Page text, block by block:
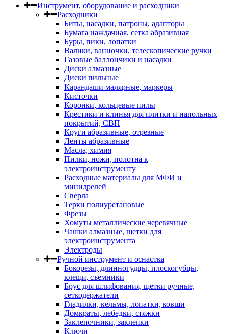
Инструмент, оборудование и расходники
Расходники
Биты, насадки, патроны, адапторы
Бумага наждачная, сетка абразивная
Буры, пики, лопатки
Валики, ванночки, телескопические ручки
Газовые баллончики и насадки
Диски алмазные
Диски пильные
Карандаши малярные, маркеры
Кисточки
Коронки, кольцевые пилы
Крестики и клинья для плитки и напольных
покрытий, СВП
Круги абразивные, отрезные
Ленты абразивные
Масла, химия
Пилки, ножи, полотна к
электроинструменту
Расходные материалы для МФИ и
минидрелей
Сверла
Терки полиуретановые
Фрезы
Хомуты металлические черевячные
Чашки алмазные, щетки для
электроинструмента
Электроды
Ручной инструмент и оснастка
Бокорезы, длинногудцы, плоскогубцы,
клещи, съемники
Брус для шлифования, щетки ручные,
сеткодержатели
Гладилки, кельмы, лопатки, ковши
Домкраты, лебедки, стяжки
Заклепочники, заклепки
Ключи